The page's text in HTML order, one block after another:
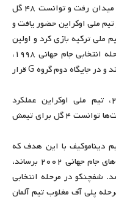
شفچنکو ۱۱۱بار برای تیم ملی اوکراین به میدان رفت و توانست ۴۸ گل
او اولین بار در سال ۱۹۹۵ در تیم ملی اوکراین حضور یافت و
تیم ملی ترکیه بازی کرد و اولین
گلش را در عرصه ملی به‌ثمر رساند. در مرحله انتخابی جام جهانی ۱۹۹۸،
شفچنکو در مرحله گروهی سه گل به‌ثمر رساند و در جایگاه دوم گروه G قرار
در مرحله انتخابی رقابت‌های یورو ۲۰۰۰، تیم ملی اوکراین عملکرد
چشمگیری از خود نشان داد. او در این رقابت‌ها توانست ۴ گل برای تیمش
تیم دیناموکیف با این هدف که
بتواند تیم ملی اوکراین را به فینال رقابت‌های جام جهانی ۲۰۰۲ برساند،
شفچنکو در مرحله انتخابی
ولی در مرحله پلی آف مغلوب تیم آلمان